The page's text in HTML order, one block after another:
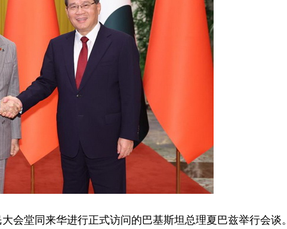
会堂同来华进行正式访问的巴基斯坦总理夏巴兹举行会谈。